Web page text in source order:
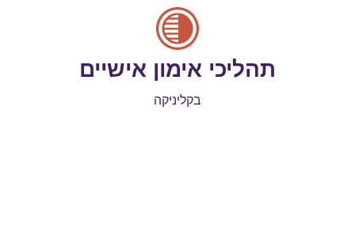
תהליכי אימון אישיים
בקליניקה